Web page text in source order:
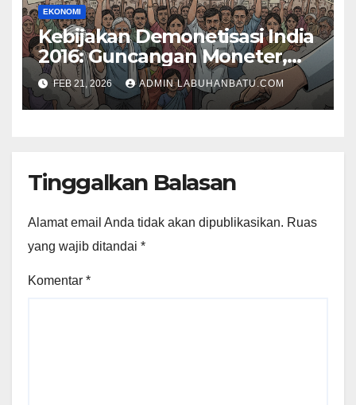
EKONOMI
Kebijakan Demonetisasi India
2016: Guncangan Moneter,
Transformasi Ekonomi, dan
Konsekuensi Sosio-Politik
dalam Perspektif
FEB 21, 2026 ADMIN LABUHANBATU.COM
Tinggalkan Balasan
Alamat email Anda tidak akan dipublikasikan. Ruas
yang wajib ditandai *
Komentar *